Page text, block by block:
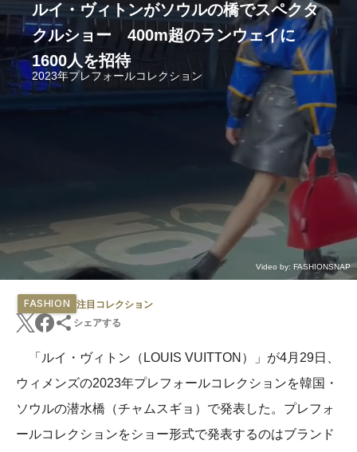
ルイ・ヴィトンがソウルの橋でスペクタ
クルショー 400m超のランウェイに
1600人を招待
2023年プレフォールコレクション
Video by: FASHIONSNAP
FASHION
注目コレクション
シェアする
「ルイ・ヴィトン（LOUIS VUITTON）」が4月29日、
ウィメンズの2023年プレフォールコレクションを韓国・
ソウルの潜水橋（チャムスギョ）で発表した。プレフォ
ールコレクションをショー形式で発表するのはブランド